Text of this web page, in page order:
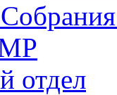
МР
отдел